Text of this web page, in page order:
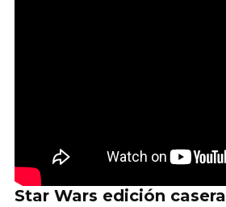
Star Wars edición casera